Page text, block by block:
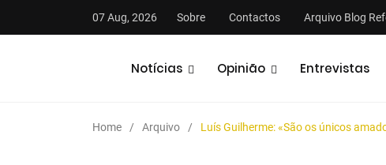
07 Aug, 2026 Sobre Contactos Arquivo Blog
Notícias Opinião Entrevistas
Home Arquivo Luís Guilherme: «São os únicos